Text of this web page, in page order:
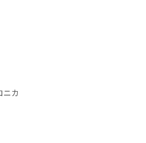
ニカ